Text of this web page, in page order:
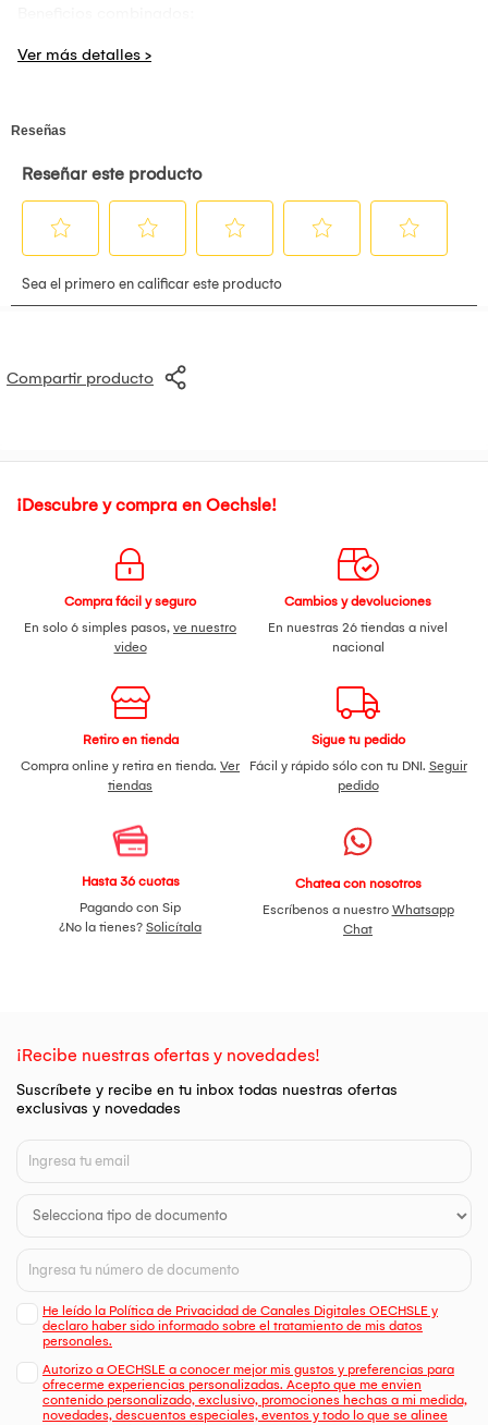
• Controla el exceso de grasa y mejora la apariencia de los
• Mejora la textura, luminosidad y uniformidad del rostro
Modo de uso:
noche unas gotas sobre la piel limpia, antes de la crema
hidratante.
• Salicylic Acid 2% (The Ordinary): Aplicar 1 vez al día
imperfecciones. No usar junto a otros ácidos fuertes. Usar
protector solar al día siguiente.
Compartir producto
¡Descubre y compra en Oechsle!
Compra fácil y seguro
En solo 6 simples pasos, ve nuestro
video
Cambios y devoluciones
En nuestras 26 tiendas a nivel
nacional
Retiro en tienda
Compra online y retira en tienda. Ver
tiendas
Sigue tu pedido
Fácil y rápido sólo con tu DNI. Seguir
pedido
Hasta 36 cuotas
Pagando con Sip
¿No la tienes? Solicítala
Chatea con nosotros
Escríbenos a nuestro Whatsapp
Chat
¡Recibe nuestras ofertas y novedades!
Suscríbete y recibe en tu inbox todas nuestras ofertas
exclusivas y novedades
He leído la Política de Privacidad de Canales Digitales OECHSLE y
declaro haber sido informado sobre el tratamiento de mis datos
personales.
Autorizo a OECHSLE a conocer mejor mis gustos y preferencias para
ofrecerme experiencias personalizadas. Acepto que me envien
contenido personalizado, exclusivo, promociones hechas a mi medida,
novedades, descuentos especiales, eventos y todo lo que se alinee